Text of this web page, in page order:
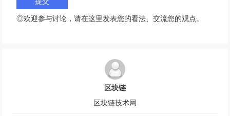
◎欢迎参与讨论，请在这里发表您的看法、交流您的观点。
区块链
区块链技术网